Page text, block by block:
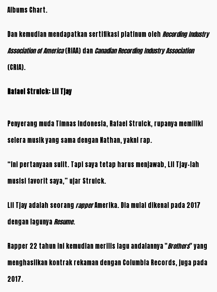
Albums Chart.
Dan kemudian mendapatkan sertifikasi platinum oleh Recording Industry
Association of America(RIAA) dan Canadian Recording Industry Association
(CRIA).
Rafael Struick: Lil Tjay
Penyerang muda Timnas Indonesia, Rafael Struick, rupanya memiliki
selera musik yang sama dengan Nathan, yakni rap.
“Ini pertanyaan sulit. Tapi saya tetap harus menjawab, Lil Tjay-lah
musisi favorit saya,” ujar Struick.
Lil Tjay adalah seorang rapperAmerika. Dia mulai dikenal pada 2017
dengan lagunyaResume.
Rapper 22 tahun ini kemudian merilis lagu andalannya "Brothers" yang
menghasilkan kontrak rekaman dengan Columbia Records, juga pada
2017.